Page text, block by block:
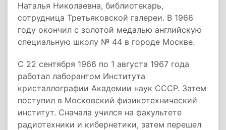
Наталья Николаевна, библиотекарь,
сотрудница Третьяковской галереи. В 1966
году окончил с золотой медалью английскую
специальную школу № 44 в городе Москве.
С 22 сентября 1966 по 1 августа 1967 года
работал лаборантом Института
кристаллографии Академии наук СССР. Затем
поступил в Московский физико­технический
институт. Сначала учился на факультете
радиотехники и кибернетики, затем перешел